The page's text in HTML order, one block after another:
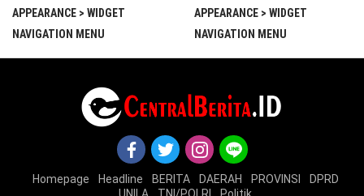
APPEARANCE > WIDGET
NAVIGATION MENU
APPEARANCE > WIDGET
NAVIGATION MENU
Homepage Headline BERITA DAERAH PROVINSI
DPRD